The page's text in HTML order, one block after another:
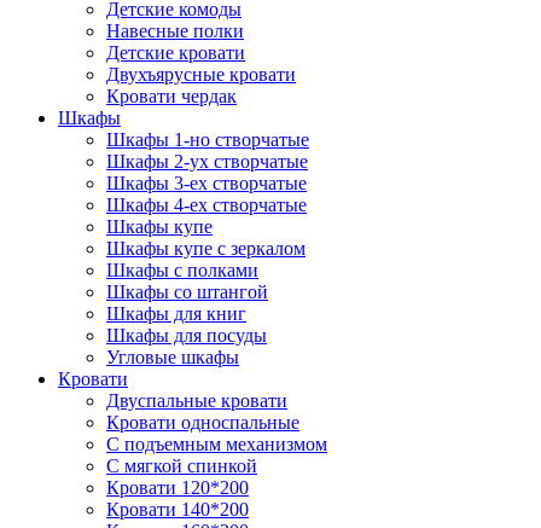
Детские комоды
Навесные полки
Детские кровати
Двухъярусные кровати
Кровати чердак
Шкафы
Шкафы 1-но створчатые
Шкафы 2-ух створчатые
Шкафы 3-ех створчатые
Шкафы 4-ех створчатые
Шкафы купе
Шкафы купе с зеркалом
Шкафы с полками
Шкафы со штангой
Шкафы для книг
Шкафы для посуды
Угловые шкафы
Кровати
Двуспальные кровати
Кровати односпальные
С подъемным механизмом
С мягкой спинкой
Кровати 120*200
Кровати 140*200